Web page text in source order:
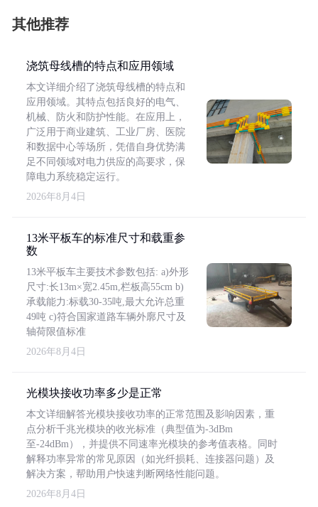
其他推荐
浇筑母线槽的特点和应用领域
本文详细介绍了浇筑母线槽的特点和
应用领域。其特点包括良好的电气、
机械、防火和防护性能。在应用上，
广泛用于商业建筑、工业厂房、医院
和数据中心等场所，凭借自身优势满
足不同领域对电力供应的高要求，保
障电力系统稳定运行。
2026年8月4日
13米平板车的标准尺寸和载重参
数
13米平板车主要技术参数包括: a)外形
尺寸:长13m×宽2.45m,栏板高55cm b)
承载能力:标载30-35吨,最大允许总重
49吨 c)符合国家道路车辆外廓尺寸及
轴荷限值标准
2026年8月4日
光模块接收功率多少是正常
本文详细解答光模块接收功率的正常范围及影响因素，重
点分析千兆光模块的收光标准（典型值为-3dBm
至-24dBm），并提供不同速率光模块的参考值表格。同时
解释功率异常的常见原因（如光纤损耗、连接器问题）及
解决方案，帮助用户快速判断网络性能问题。
2026年8月4日